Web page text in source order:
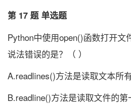
第 17 题 单选题
Python中使用open()函数打开文
说法错误的是？（ ）
A.readlines()方法是读取文本所
B.readline()方法是读取文件的第